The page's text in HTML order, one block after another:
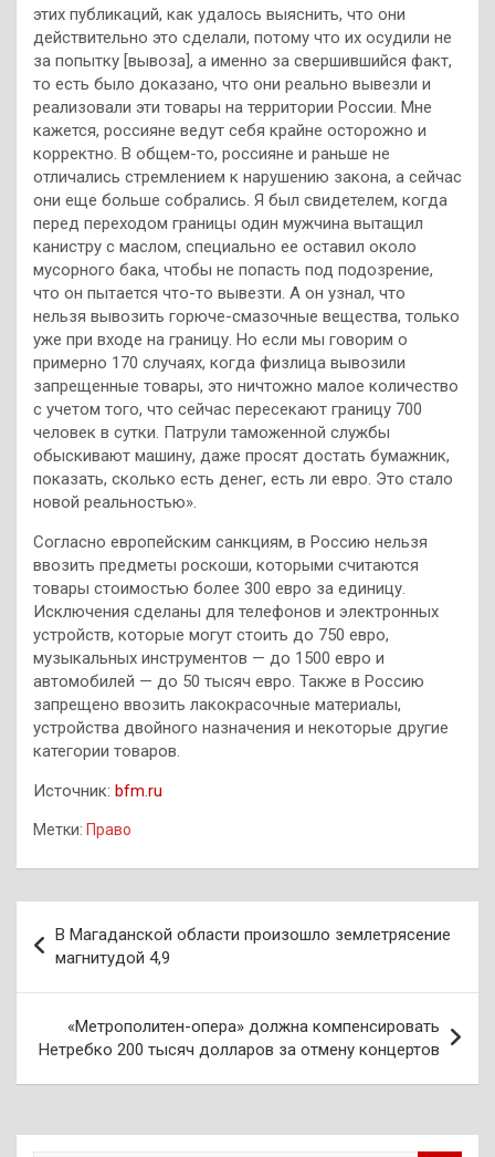
этих публикаций, как удалось выяснить, что они
действительно это сделали, потому что их осудили не
за попытку [вывоза], а именно за свершившийся факт,
то есть было доказано, что они реально вывезли и
реализовали эти товары на территории России. Мне
кажется, россияне ведут себя крайне осторожно и
корректно. В общем-то, россияне и раньше не
отличались стремлением к нарушению закона, а сейчас
они еще больше собрались. Я был свидетелем, когда
перед переходом границы один мужчина вытащил
канистру с маслом, специально ее оставил около
мусорного бака, чтобы не попасть под подозрение,
что он пытается что-то вывезти. А он узнал, что
нельзя вывозить горюче-смазочные вещества, только
уже при входе на границу. Но если мы говорим о
примерно 170 случаях, когда физлица вывозили
запрещенные товары, это ничтожно малое количество
с учетом того, что сейчас пересекают границу 700
человек в сутки. Патрули таможенной службы
обыскивают машину, даже просят достать бумажник,
показать, сколько есть денег, есть ли евро. Это стало
новой реальностью».
Согласно европейским санкциям, в Россию нельзя
ввозить предметы роскоши, которыми считаются
товары стоимостью более 300 евро за единицу.
Исключения сделаны для телефонов и электронных
устройств, которые могут стоить до 750 евро,
музыкальных инструментов — до 1500 евро и
автомобилей — до 50 тысяч евро. Также в Россию
запрещено ввозить лакокрасочные материалы,
устройства двойного назначения и некоторые другие
категории товаров.
Источник: bfm.ru
Метки: Право
по
записям
В Магаданской области произошло землетрясение
магнитудой 4,9
«Метрополитен-опера» должна компенсировать
Нетребко 200 тысяч долларов за отмену концертов